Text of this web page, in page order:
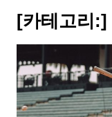
[카테고리:]